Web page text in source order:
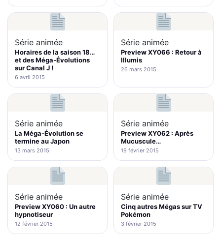
Série animée
Horaires de la saison 18…
et des Méga-Évolutions
sur Canal J !
6 avril 2015
Série animée
Preview XY066 : Retour à
Illumis
26 mars 2015
Série animée
La Méga-Évolution se
termine au Japon
13 mars 2015
Série animée
Preview XY062 : Après
Mucuscule…
19 février 2015
Série animée
Preview XY060 : Un autre
hypnotiseur
12 février 2015
Série animée
Cinq autres Mégas sur TV
Pokémon
3 février 2015